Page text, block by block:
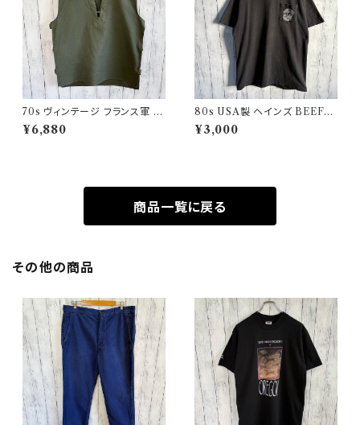
70s ヴィンテージ フランス軍 G
AOベスト ミリタリーベスト ユ
ーロミリタリー
¥6,880
80s USA製 ヘインズ BEEFY
シングルステッチTシャツ ヴィン
テージTシャツ ポケT
¥3,000
商品一覧に戻る
その他の商品